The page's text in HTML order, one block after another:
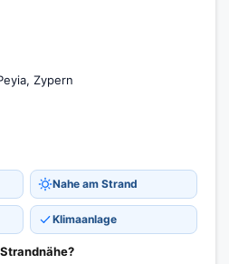
Zypern
Nahe am Strand
Klimaanlage